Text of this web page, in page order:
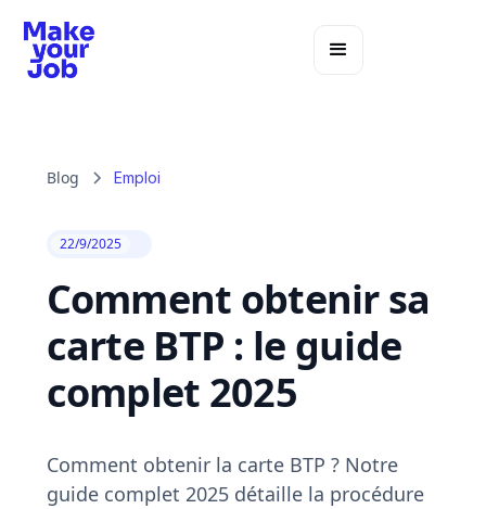
Blog Emploi
22/9/2025
Comment obtenir sa
carte BTP : le guide
complet 2025
Comment obtenir la carte BTP ? Notre
guide complet 2025 détaille la procédure